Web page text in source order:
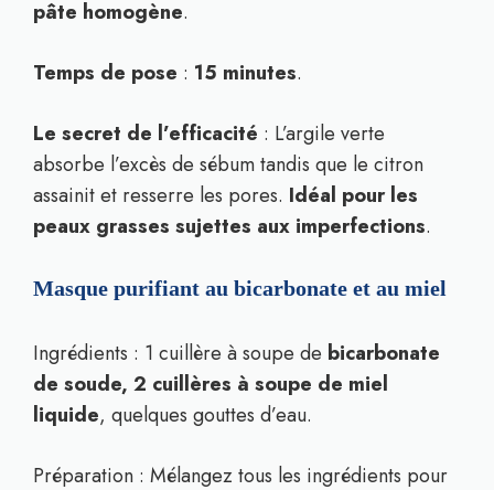
pâte homogène.
Temps de pose : 15 minutes.
Le secret de l’efficacité : L’argile verte
absorbe l’excès de sébum tandis que le citron
assainit et resserre les pores. Idéal pour les
peaux grasses sujettes aux imperfections.
Masque purifiant au bicarbonate et au miel
Ingrédients : 1 cuillère à soupe de bicarbonate
de soude, 2 cuillères à soupe de miel
liquide, quelques gouttes d’eau.
Préparation : Mélangez tous les ingrédients pour